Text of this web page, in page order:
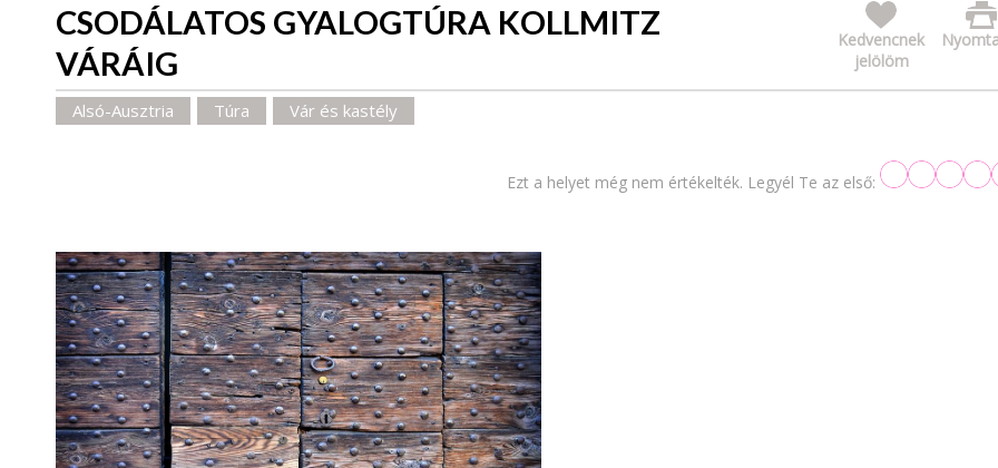
CSODÁLATOS GYALOGTÚRA KOLLMITZ
VÁRÁIG
Kedvencnek
jelölöm
Alsó-Ausztria Túra Vár és kastély
Ezt a helyet még nem értékelték. Legyél Te az első: